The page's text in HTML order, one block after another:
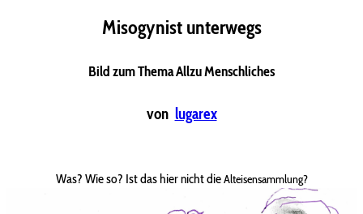
Misogynist unterwegs
Bild zum Thema Allzu Menschliches
von lugarex
Was? Wie so? Ist das hier nicht dieAlteisensammlung?